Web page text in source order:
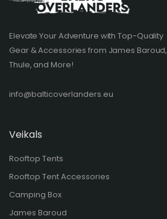
Elevate Your Adventure with Top-Quality
Gear & Accessories from James Baroud,
Thule, and More!
info@balticoverlanders.eu
Veikals
Rooftop Tents
Rooftop Tent Accessories
Camping Box
James Baroud